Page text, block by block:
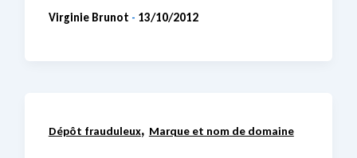
Virginie Brunot - 13/10/2012
Dépôt frauduleux, Marque et nom de domaine